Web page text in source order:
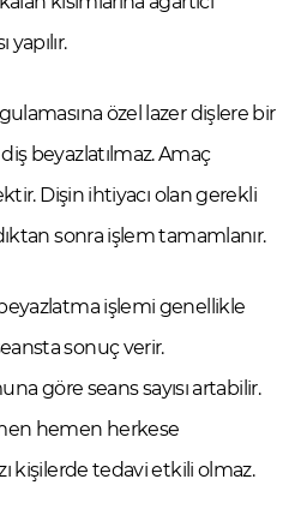
özel lazer dişlere bir
beyazlatılmaz. Amaç
Dişin ihtiyacı olan gerekli
sonra işlem tamamlanır.
işlemi genellikle
sonuç verir.
göre seans sayısı artabilir.
hemen herkese
kişilerde tedavi etkili olmaz.